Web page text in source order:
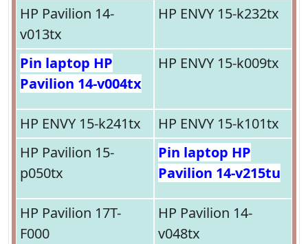
HP Pavilion 14-
v013tx
HP ENVY 15-k232tx
Pin laptop HP
Pavilion 14-v004tx
HP ENVY 15-k009tx
HP ENVY 15-k241tx
HP ENVY 15-k101tx
HP Pavilion 15-
p050tx
Pin laptop HP
Pavilion 14-v215tu
HP Pavilion 17T-
F000
HP Pavilion 14-
v048tx